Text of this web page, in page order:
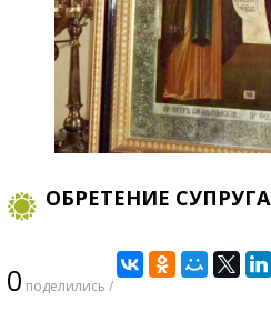
ОБРЕТЕНИЕ СУПРУГА
0 поделились /